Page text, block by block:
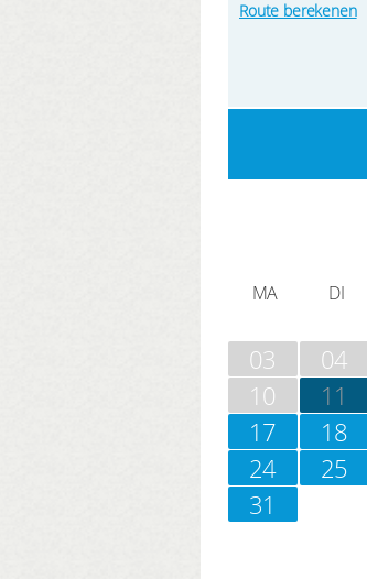
Route berekenen
MA DI
03
04
10
11
17
18
24
25
31